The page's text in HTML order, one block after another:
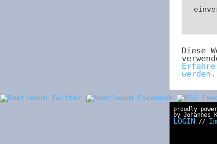
Diese
werden.
proudly
by Johannes
LOGIN //